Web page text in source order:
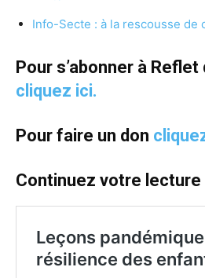
Info-Secte : à la rescousse de
Pour s’abonner à
cliquez ici.
Pour faire un don
Continuez votre lecture